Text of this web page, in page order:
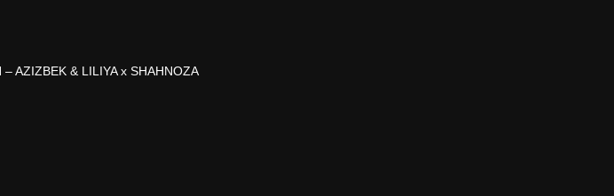
& LILIYA x SHAHNOZA